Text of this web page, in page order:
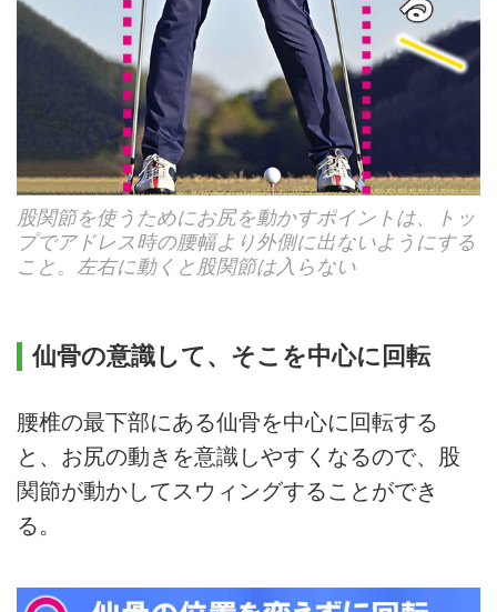
股関節を使うためにお尻を動かすポイントは、トッ
プでアドレス時の腰幅より外側に出ないようにする
こと。左右に動くと股関節は入らない
仙骨の意識して、そこを中心に回転
腰椎の最下部にある仙骨を中心に回転する
と、お尻の動きを意識しやすくなるので、股
関節が動かしてスウィングすることができ
る。